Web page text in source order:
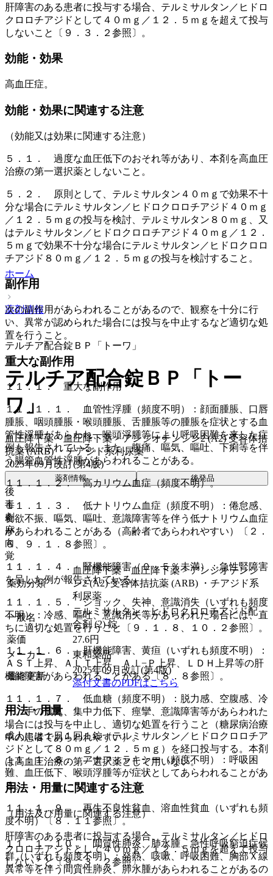
肝障害のある患者に投与する場合、テルミサルタン／ヒドロ
クロロチアジドとして４０ｍｇ／１２．５ｍｇを超えて投与
しないこと〔９．３．２参照〕。
効能・効果
高血圧症。
効能・効果に関連する注意
（効能又は効果に関連する注意）
５．１． 過度な血圧低下のおそれ等があり、本剤を高血圧
治療の第一選択薬としないこと。
５．２． 原則として、テルミサルタン４０ｍｇで効果不十
分な場合にテルミサルタン／ヒドロクロロチアジド４０ｍｇ
／１２．５ｍｇの投与を検討、テルミサルタン８０ｍｇ、又
はテルミサルタン／ヒドロクロロチアジド４０ｍｇ／１２．
５ｍｇで効果不十分な場合にテルミサルタン／ヒドロクロロ
チアジド８０ｍｇ／１２．５ｍｇの投与を検討すること。
副作用
次の副作用があらわれることがあるので、観察を十分に行
い、異常が認められた場合には投与を中止するなど適切な処
置を行うこと。
重大な副作用
１１．１． 重大な副作用
１１．１．１． 血管性浮腫（頻度不明）：顔面腫脹、口唇
腫脹、咽頭腫脹・喉頭腫脹、舌腫脹等の腫脹を症状とする血
管性浮腫があらわれ、喉頭浮腫等により呼吸困難を来した症
例も報告されている。また、腹痛、嘔気、嘔吐、下痢等を伴
う腸管血管性浮腫があらわれることがある。
１１．１．２． 高カリウム血症（頻度不明）。
１１．１．３． 低ナトリウム血症（頻度不明）：倦怠感、
食欲不振、嘔気、嘔吐、意識障害等を伴う低ナトリウム血症
があらわれることがある（高齢者であらわれやすい）〔２．
６、９．１．８参照〕。
１１．１．４． 腎機能障害（０．５％未満）：急性腎障害
を呈した例が報告されている。
１１．１．５． ショック、失神、意識消失（いずれも頻度
不明）：冷感、嘔吐、意識消失等があらわれた場合には、直
ちに適切な処置を行うこと〔９．１．８、１０．２参照〕。
１１．１．６． 肝機能障害、黄疸（いずれも頻度不明）：
ＡＳＴ上昇、ＡＬＴ上昇、Ａｌ−Ｐ上昇、ＬＤＨ上昇等の肝
機能障害があらわれることがある〔８．８参照〕。
１１．１．７． 低血糖（頻度不明）：脱力感、空腹感、冷
汗、手の震え、集中力低下、痙攣、意識障害等があらわれた
場合には投与を中止し、適切な処置を行うこと（糖尿病治療
中の患者であらわれやすい）。
１１．１．８． アナフィラキシー（頻度不明）：呼吸困
難、血圧低下、喉頭浮腫等が症状としてあらわれることがあ
る。
１１．１．９． 再生不良性貧血、溶血性貧血（いずれも頻
度不明）〔８．１１参照〕。
１１．１．１０． 間質性肺炎、肺水腫、急性呼吸窮迫症候
群（いずれも頻度不明）：発熱、咳嗽、呼吸困難、胸部Ｘ線
異常等を伴う間質性肺炎、肺水腫があらわれることがあるの
ホーム
薬剤情報
テルチア配合錠ＢＰ「トーワ」
テルチア配合錠ＢＰ「トー
ワ」
血圧降下薬・血圧降下薬 > アンジオテンシン2 (A2) 受容体拮
抗薬 (ARB) ・チアジド系利尿薬
2025年09月改訂(第4版)
薬剤情報 後発品
後
毒
劇
麻
向
覚
薬効分類
血圧降下薬・血圧降下薬 > アンジオテンシ
ン2 (A2) 受容体拮抗薬 (ARB) ・チアジド系
利尿薬
一般名
テルミサルタン・ヒドロクロロチアジド配
合剤 (2) 錠
薬価
27.6円
メーカー
東和薬品
最終更新
2025年09月改訂(第4版)
添付文書のPDFはこちら
用法・用量
成人には１日１回１錠（テルミサルタン／ヒドロクロロチア
ジドとして８０ｍｇ／１２．５ｍｇ）を経口投与する。本剤
は高血圧治療の第一選択薬として用いない。
用法・用量に関連する注意
（用法及び用量に関連する注意）
肝障害のある患者に投与する場合、テルミサルタン／ヒドロ
クロロチアジドとして４０ｍｇ／１２．５ｍｇを超えて投与
しないこと〔９．３．２参照〕。